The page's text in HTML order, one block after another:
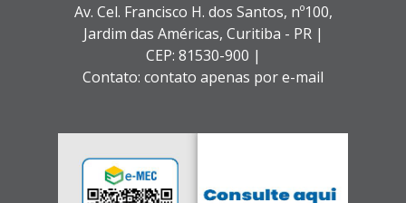
Av. Cel. Francisco H. dos Santos, nº100,
Jardim das Américas, Curitiba - PR |
CEP: 81530-900 |
Contato: contato apenas por e-mail